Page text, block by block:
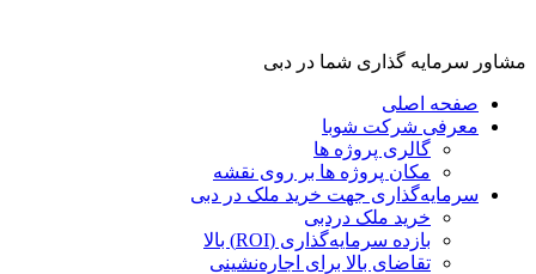
مشاور سرمایه گذاری شما در دبی
صفحه اصلی
معرفی شرکت شوبا
گالری پروژه ها
مکان پروژه ها بر روی نقشه
سرمایه‌گذاری جهت خرید ملک در دبی
خرید ملک دردبی
بازده سرمایه‌گذاری (ROI) بالا
تقاضای بالا برای اجاره‌نشینی